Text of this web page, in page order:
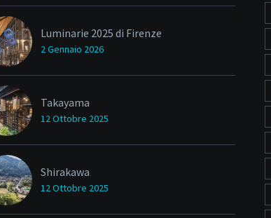
Luminarie 2025 di Firenze
2 Gennaio 2026
Takayama
12 Ottobre 2025
Shirakawa
12 Ottobre 2025